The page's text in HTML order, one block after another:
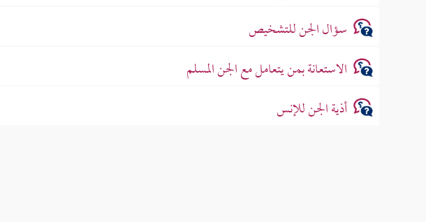
سؤال الجن للتشخيص
الاستعانة بمن يتعامل مع الجن المسلم
أذية الجن للإنس